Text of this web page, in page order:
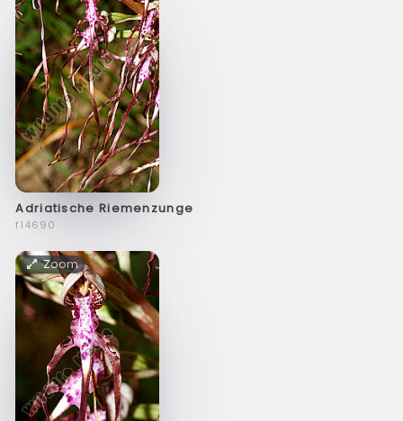
Adriatische Riemenzunge
f14690
Zoom